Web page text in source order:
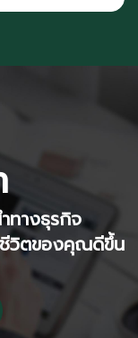
ทางธุรกิจ
ชีวิตของคุณดีขึ้น